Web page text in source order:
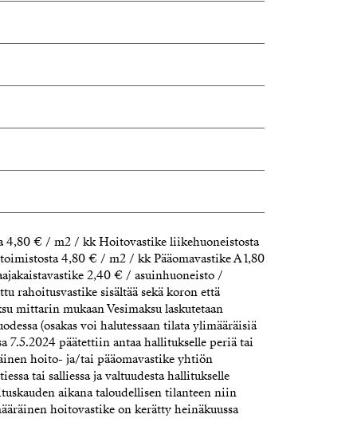
MJD
4,80 € / m2 / kk Hoitovastike liikehuoneistosta
4,80 € / m2 / kk Pääomavastike A 1,80
2,40 € / asuinhuoneisto /
sisältää sekä koron että
mittarin mukaan Vesimaksu laskutetaan
(osakas voi halutessaan tilata ylimääräisiä
7.5.2024 päätettiin antaa hallitukselle periä tai
hoito- ja/tai pääomavastike yhtiön
tai salliessa ja valtuudesta hallitukselle
aikana taloudellisen tilanteen niin
hoitovastike on kerätty heinäkuussa